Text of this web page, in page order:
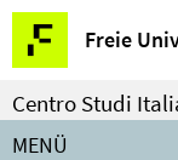
Springe
direkt
zu
Inhalt
Freie
Service-
Navigation
Centro Studi
MENÜ